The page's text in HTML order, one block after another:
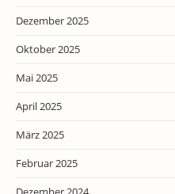
Dezember 2025
Oktober 2025
Mai 2025
April 2025
März 2025
Februar 2025